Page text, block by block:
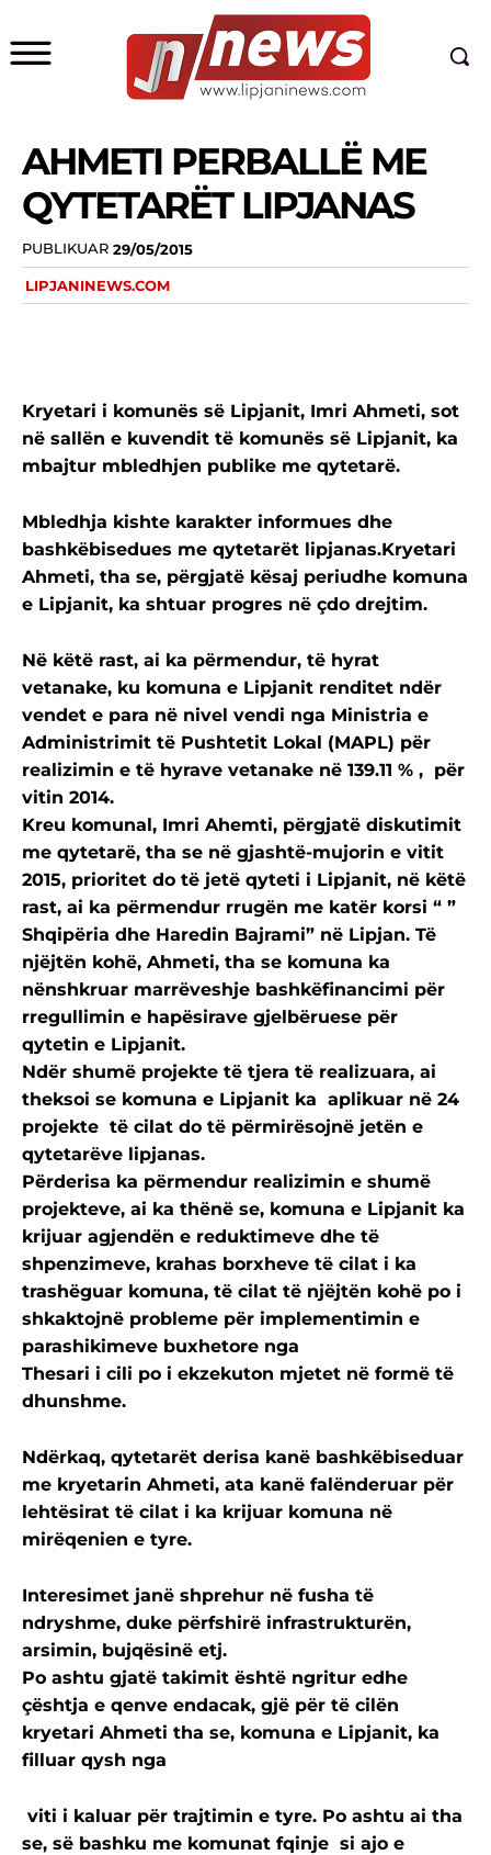
AHMETI PERBALLË ME
QYTETARËT LIPJANAS
PUBLIKUAR 29/05/2015
LIPJANINEWS.COM
Kryetari i komunës së Lipjanit, Imri Ahmeti, sot
në sallën e kuvendit të komunës së Lipjanit, ka
mbajtur mbledhjen publike me qytetarë.
Mbledhja kishte karakter informues dhe
bashkëbisedues me qytetarët lipjanas.Kryetari
Ahmeti, tha se, përgjatë kësaj periudhe komuna
e Lipjanit, ka shtuar progres në çdo drejtim.
Në këtë rast, ai ka përmendur, të hyrat
vetanake, ku komuna e Lipjanit renditet ndër
vendet e para në nivel vendi nga Ministria e
Administrimit të Pushtetit Lokal (MAPL) për
realizimin e të hyrave vetanake në 139.11 % , për
vitin 2014.
Kreu komunal, Imri Ahemti, përgjatë diskutimit
me qytetarë, tha se në gjashtë-mujorin e vitit
2015, prioritet do të jetë qyteti i Lipjanit, në këtë
rast, ai ka përmendur rrugën me katër korsi “ ”
Shqipëria dhe Haredin Bajrami” në Lipjan. Të
njëjtën kohë, Ahmeti, tha se komuna ka
nënshkruar marrëveshje bashkëfinancimi për
rregullimin e hapësirave gjelbëruese për
qytetin e Lipjanit.
Ndër shumë projekte të tjera të realizuara, ai
theksoi se komuna e Lipjanit ka aplikuar në 24
projekte të cilat do të përmirësojnë jetën e
qytetarëve lipjanas.
Përderisa ka përmendur realizimin e shumë
projekteve, ai ka thënë se, komuna e Lipjanit ka
krijuar agjendën e reduktimeve dhe të
shpenzimeve, krahas borxheve të cilat i ka
trashëguar komuna, të cilat të njëjtën kohë po i
shkaktojnë probleme për implementimin e
parashikimeve buxhetore nga
Thesari i cili po i ekzekuton mjetet në formë të
dhunshme.
Ndërkaq, qytetarët derisa kanë bashkëbiseduar
me kryetarin Ahmeti, ata kanë falënderuar për
lehtësirat të cilat i ka krijuar komuna në
mirëqenien e tyre.
Interesimet janë shprehur në fusha të
ndryshme, duke përfshirë infrastrukturën,
arsimin, bujqësinë etj.
Po ashtu gjatë takimit është ngritur edhe
çështja e qenve endacak, gjë për të cilën
kryetari Ahmeti tha se, komuna e Lipjanit, ka
filluar qysh nga
viti i kaluar për trajtimin e tyre. Po ashtu ai tha
se, së bashku me komunat fqinje si ajo e